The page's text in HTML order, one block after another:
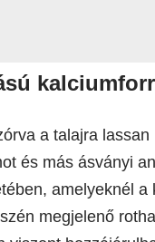
a talajra
és más ásványi
amelyeknél
megjelenő